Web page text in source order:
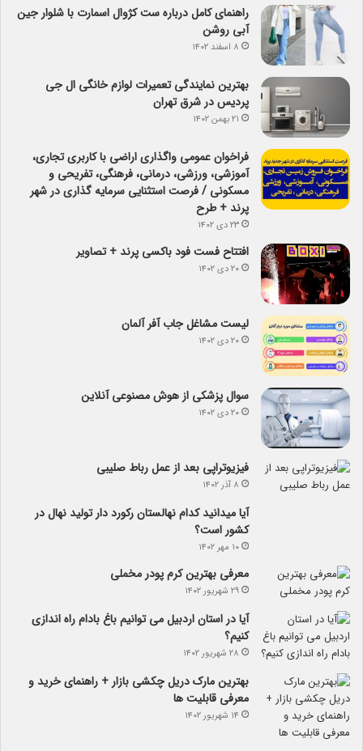
راهنمای کامل درباره ست کژوال اسمارت با شلوار جین
آبی روشن
۸ اسفند ۱۴۰۲
بهترین نمایندگی تعمیرات لوازم خانگی ال جی
پردیس در شرق تهران
۲۱ بهمن ۱۴۰۲
فراخوان عمومی واگذاری اراضی با کاربری تجاری،
آموزشی، ورزشی، درمانی، فرهنگی، تفریحی و
مسکونی / فرصت استثنایی سرمایه گذاری در شهر
پرند + طرح
۲۳ دی ۱۴۰۲
افتتاح فست فود باکسی پرند + تصاویر
۲۰ دی ۱۴۰۲
لیست مشاغل جاب آفر آلمان
۲۰ دی ۱۴۰۲
سوال پزشکی از هوش مصنوعی آنلاین
۲۰ دی ۱۴۰۲
فیزیوتراپی بعد از عمل رباط صلیبی
۸ آذر ۱۴۰۲
آیا می­دانید کدام نهالستان رکورد دار تولید نهال­ در
کشور است؟
۱۰ مهر ۱۴۰۲
معرفی بهترین کرم پودر مخملی
۲۹ شهریور ۱۴۰۲
آیا در استان اردبیل می توانیم باغ بادام راه اندازی
کنیم؟
۲۸ شهریور ۱۴۰۲
بهترین مارک دریل چکشی بازار + راهنمای خرید و
معرفی قابلیت ها
۱۴ شهریور ۱۴۰۲